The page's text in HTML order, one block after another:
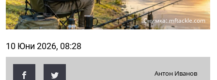
Снимка: mftackle.com
10 Юни 2026, 08:28
Антон Иванов